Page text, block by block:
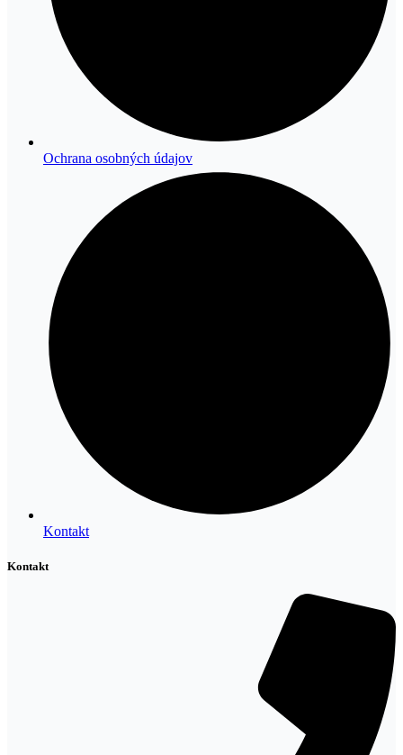
Ochrana osobných údajov
Kontakt
Kontakt